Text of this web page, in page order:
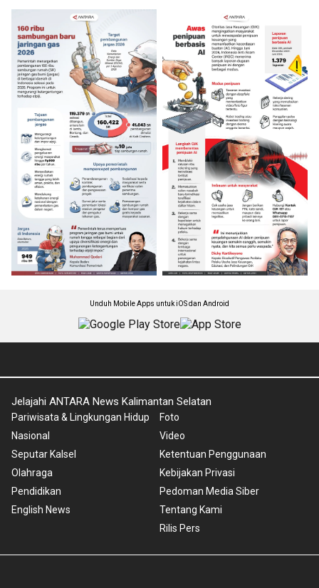
Unduh Mobile Apps untuk iOS dan Android
Jelajahi ANTARA News Kalimantan Selatan
Pariwisata & Lingkungan Hidup
Nasional
Seputar Kalsel
Olahraga
Pendidikan
English News
Foto
Video
Ketentuan Penggunaan
Kebijakan Privasi
Pedoman Media Siber
Tentang Kami
Rilis Pers